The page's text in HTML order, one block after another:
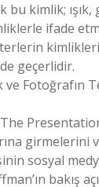
bu kimlik;
ifade
geçerlidir.
Fotoğrafın
girmelerini
sosyal
bakış